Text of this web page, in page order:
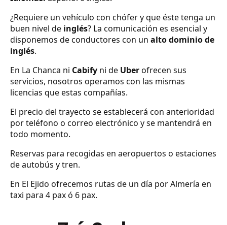
¿Requiere un vehículo con chófer y que éste tenga un
buen nivel de inglés? La comunicación es esencial y
disponemos de conductores con un alto dominio de
inglés.
En La Chanca ni Cabify ni de Uberofrecen sus
servicios, nosotros operamos con las mismas
licencias que estas compañías.
El precio del trayecto se establecerá con anterioridad
por teléfono o correo electrónico y se mantendrá en
todo momento.
Reservas para recogidas en aeropuertos o estaciones
de autobús y tren.
En El Ejido ofrecemos rutas de un día por Almería en
taxi para 4 pax ó 6 pax.